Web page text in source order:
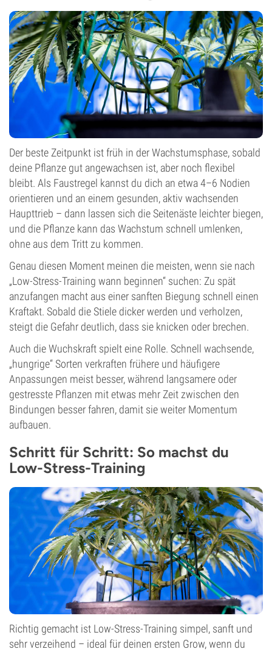
Der beste Zeitpunkt ist früh in der Wachstumsphase, sobald
deine Pflanze gut angewachsen ist, aber noch flexibel
bleibt. Als Faustregel kannst du dich an etwa 4–6 Nodien
orientieren und an einem gesunden, aktiv wachsenden
Haupttrieb – dann lassen sich die Seitenäste leichter biegen,
und die Pflanze kann das Wachstum schnell umlenken,
ohne aus dem Tritt zu kommen.
Genau diesen Moment meinen die meisten, wenn sie nach
„Low-Stress-Training wann beginnen“ suchen: Zu spät
anzufangen macht aus einer sanften Biegung schnell einen
Kraftakt. Sobald die Stiele dicker werden und verholzen,
steigt die Gefahr deutlich, dass sie knicken oder brechen.
Auch die Wuchskraft spielt eine Rolle. Schnell wachsende,
„hungrige“ Sorten verkraften frühere und häufigere
Anpassungen meist besser, während langsamere oder
gestresste Pflanzen mit etwas mehr Zeit zwischen den
Bindungen besser fahren, damit sie weiter Momentum
aufbauen.
Schritt für Schritt: So machst du
Low-Stress-Training
Richtig gemacht ist Low-Stress-Training simpel, sanft und
sehr verzeihend – ideal für deinen ersten Grow, wenn du